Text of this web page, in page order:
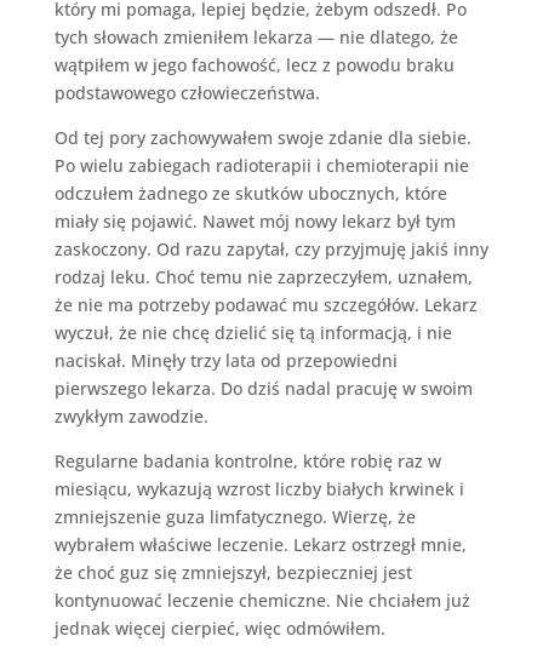
który mi pomaga, lepiej będzie, żebym odszedł. Po
tych słowach zmieniłem lekarza — nie dlatego, że
wątpiłem w jego fachowość, lecz z powodu braku
podstawowego człowieczeństwa.
Od tej pory zachowywałem swoje zdanie dla siebie.
Po wielu zabiegach radioterapii i chemioterapii nie
odczułem żadnego ze skutków ubocznych, które
miały się pojawić. Nawet mój nowy lekarz był tym
zaskoczony. Od razu zapytał, czy przyjmuję jakiś inny
rodzaj leku. Choć temu nie zaprzeczyłem, uznałem,
że nie ma potrzeby podawać mu szczegółów. Lekarz
wyczuł, że nie chcę dzielić się tą informacją, i nie
naciskał. Minęły trzy lata od przepowiedni
pierwszego lekarza. Do dziś nadal pracuję w swoim
zwykłym zawodzie.
Regularne badania kontrolne, które robię raz w
miesiącu, wykazują wzrost liczby białych krwinek i
zmniejszenie guza limfatycznego. Wierzę, że
wybrałem właściwe leczenie. Lekarz ostrzegł mnie,
że choć guz się zmniejszył, bezpieczniej jest
kontynuować leczenie chemiczne. Nie chciałem już
jednak więcej cierpieć, więc odmówiłem.